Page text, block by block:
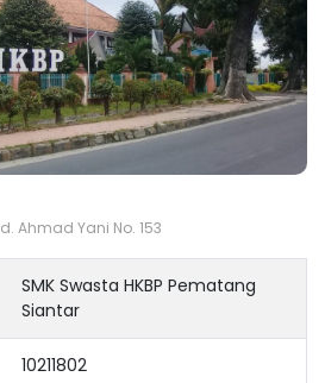
Ahmad Yani No. 153
SMK Swasta HKBP Pematang
Siantar
10211802